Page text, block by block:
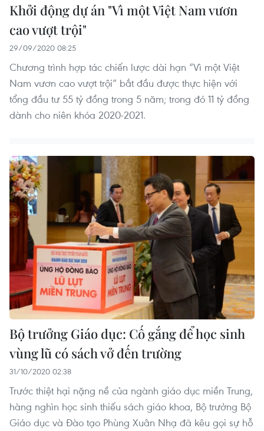
Khởi động dự án "Vì một Việt Nam vươn
cao vượt trội"
29/09/2020 08:25
Chương trình hợp tác chiến lược dài hạn “Vì một Việt
Nam vươn cao vượt trội” bắt đầu được thực hiện với
tổng đầu tư 55 tỷ đồng trong 5 năm; trong đó 11 tỷ đồng
dành cho niên khóa 2020-2021.
Bộ trưởng Giáo dục: Cố gắng để học sinh
vùng lũ có sách vở đến trường
31/10/2020 02:38
Trước thiệt hại nặng nề của ngành giáo dục miền Trung,
hàng nghìn học sinh thiếu sách giáo khoa, Bộ trưởng Bộ
Giáo dục và Đào tạo Phùng Xuân Nhạ đã kêu gọi sự hỗ